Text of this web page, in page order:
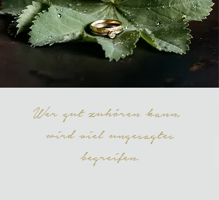
Wer gut zuhören kann,
wird viel ungesagtes
begreifen.